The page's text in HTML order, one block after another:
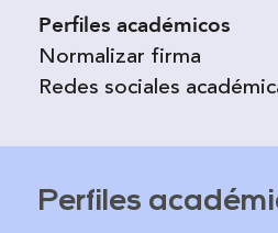
Perfiles académicos
Normalizar firma
Redes sociales
Perfiles